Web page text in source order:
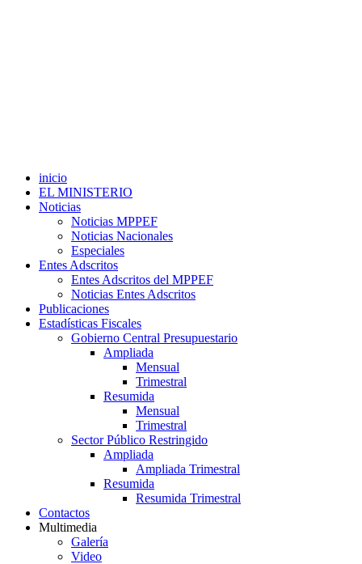
inicio
EL MINISTERIO
Noticias
Noticias MPPEF
Noticias Nacionales
Especiales
Entes Adscritos
Entes Adscritos del MPPEF
Noticias Entes Adscritos
Publicaciones
Estadísticas Fiscales
Gobierno Central Presupuestario
Ampliada
Mensual
Trimestral
Resumida
Mensual
Trimestral
Sector Público Restringido
Ampliada
Ampliada Trimestral
Resumida
Resumida Trimestral
Contactos
Multimedia
Galería
Video